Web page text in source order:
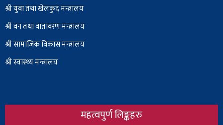
श्री युवा तथा खेलकुद मन्त्रालय
श्री वन तथा वातावरण मन्त्रालय
श्री सामाजिक विकास मन्त्रालय
श्री स्वास्थ्य मन्त्रालय
महत्वपुर्ण लिङ्कहरु